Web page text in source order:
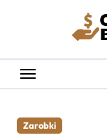
Zarobki